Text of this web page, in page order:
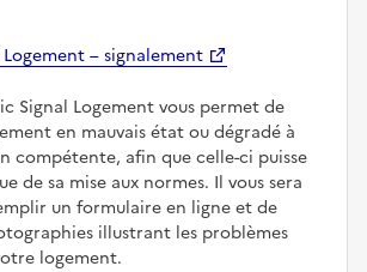
Logement – signalement
Signal Logement vous permet de
en mauvais état ou dégradé à
compétente, afin que celle-ci puisse
de sa mise aux normes. Il vous sera
un formulaire en ligne et de
illustrant les problèmes
logement.